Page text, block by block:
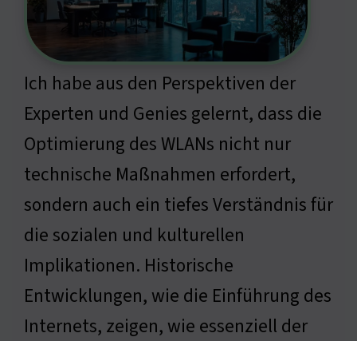
Ich habe aus den Perspektiven der
Experten und Genies gelernt, dass die
Optimierung des WLANs nicht nur
technische Maßnahmen erfordert,
sondern auch ein tiefes Verständnis für
die sozialen und kulturellen
Implikationen. Historische
Entwicklungen, wie die Einführung des
Internets, zeigen, wie essenziell der